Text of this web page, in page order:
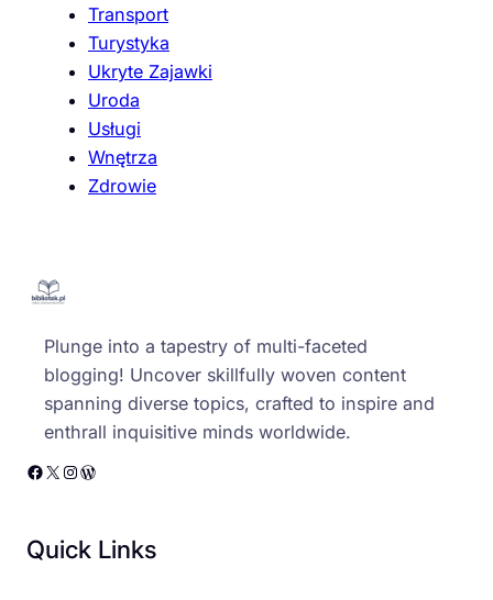
Transport
Turystyka
Ukryte Zajawki
Uroda
Usługi
Wnętrza
Zdrowie
Plunge into a tapestry of multi-faceted
blogging! Uncover skillfully woven content
spanning diverse topics, crafted to inspire and
enthrall inquisitive minds worldwide.
Facebook X Instagram WordPress
Quick Links